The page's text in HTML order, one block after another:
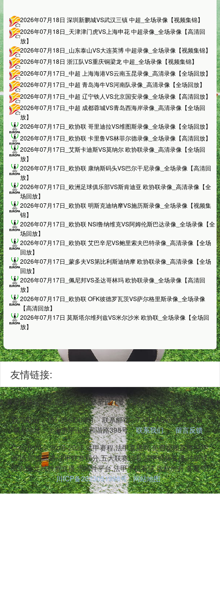
2026年07月18日 深圳新鹏城VS武汉三镇 中超_全场录像【视频集锦】
2026年07月18日_天津津门虎VS上海申花 中超录像_全场录像【高清回
放】
2026年07月18日_山东泰山VS大连英博 中超录像_全场录像【视频集锦】
2026年07月18日 浙江队VS重庆铜梁龙 中超_全场录像【视频集锦】
2026年07月17日_中超 上海海港VS云南玉昆录像_高清录像【全场回放】
2026年07月17日_中超 青岛海牛VS河南队录像_高清录像【全场回放】
2026年07月17日_中超 辽宁铁人VS北京国安录像_全场录像【高清回放】
2026年07月17日_中超 成都蓉城VS青岛西海岸录像_高清录像【全场回
放】
2026年07月17日_欧协联 哥里迪拉VS维图斯录像_全场录像【全场回放】
2026年07月17日_欧协联 卡里鲁VS林菲尔德录像_全场录像【高清回放】
2026年07月17日_艾斯卡迪斯VS莫纳尔 欧协联录像_高清录像【全场回
放】
2026年07月17日_欧协联 康纳斯码头VS巴尔干尼录像_全场录像【高清回
放】
2026年07月17日_欧洲足球俱乐部VS斯肯迪亚 欧协联录像_高清录像【全
场回放】
2026年07月17日_欧协联 明斯克迪纳摩VS施历斯录像_全场录像【视频集
锦】
2026年07月17日_欧协联 NSI鲁纳维克VS阿姆伦斯巴达录像_全场录像【全
场回放】
2026年07月17日_欧协联 艾巴辛尼VS鲍里索夫巴特录像_高清录像【全场
回放】
2026年07月17日_蒙多夫VS第比利斯迪纳摩 欧协联录像_高清录像【全场
回放】
2026年07月17日_佩尼邦VS圣达哥林玛 欧协联录像_全场录像【高清回
放】
2026年07月17日_欧协联 OFK彼德罗瓦茨VS萨尔格里斯录像_全场录像
【高清回放】
2026年07月17日 莫斯塔尔维列兹VS米尔沙米 欧协联_全场录像【全场回
放】
友情链接:
容多终端同步观看,涵盖巴黎圣日耳曼、摩纳哥等豪门比赛。内含
联系电话：131-3567-0381
联系邮箱：7JnTzAQ@sohu.com
联系地址：上海市平山区和谐路398号
联系我们
留言反馈
Copyright © 2016-2025 法甲赛程,法甲直播网,免费视频直播,法甲
现场,回放高清,法甲联赛积分,五大联赛观看,法甲视频直播,法甲球
队表现,足球联赛直播,无插件平台,法甲手机看球 版权所有 备案号:
川ICP备2023051998号 网站地图